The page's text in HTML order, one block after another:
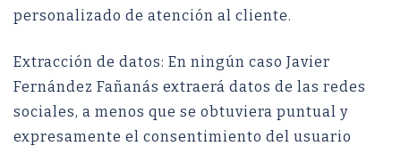
personalizado de atención al cliente.
Extracción de datos: En ningún caso Javier
Fernández Fañanás extraerá datos de las redes
sociales, a menos que se obtuviera puntual y
expresamente el consentimiento del usuario